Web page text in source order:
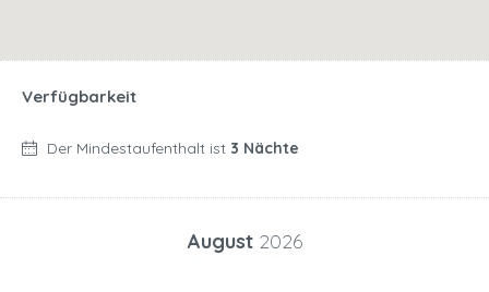
Verfügbarkeit
Der Mindestaufenthalt ist 3 Nächte
August 2026